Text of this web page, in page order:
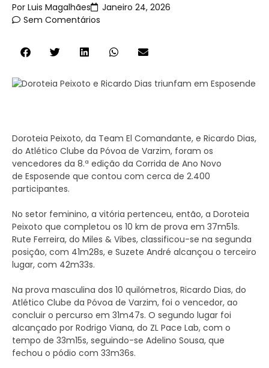
Por Luis Magalhães
Janeiro 24, 2026
Sem Comentários
Doroteia Peixoto, da Team El Comandante, e Ricardo Dias,
do Atlético Clube da Póvoa de Varzim, foram os
vencedores da 8.ª edição da Corrida de Ano Novo
de Esposende que contou com cerca de 2.400
participantes.
No setor feminino, a vitória pertenceu, então, a Doroteia
Peixoto que completou os 10 km de prova em 37m51s.
Rute Ferreira, do Miles & Vibes, classificou-se na segunda
posição, com 41m28s, e Suzete André alcançou o terceiro
lugar, com 42m33s.
Na prova masculina dos 10 quilómetros, Ricardo Dias, do
Atlético Clube da Póvoa de Varzim, foi o vencedor, ao
concluir o percurso em 31m47s. O segundo lugar foi
alcançado por Rodrigo Viana, do ZL Pace Lab, com o
tempo de 33m15s, seguindo-se Adelino Sousa, que
fechou o pódio com 33m36s.